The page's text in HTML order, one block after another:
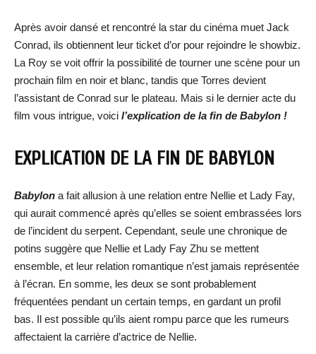
Après avoir dansé et rencontré la star du cinéma muet Jack
Conrad, ils obtiennent leur ticket d’or pour rejoindre le showbiz.
La Roy se voit offrir la possibilité de tourner une scène pour un
prochain film en noir et blanc, tandis que Torres devient
l’assistant de Conrad sur le plateau. Mais si le dernier acte du
film vous intrigue, voici l’explication de la fin de Babylon !
EXPLICATION DE LA FIN DE BABYLON
Babylon a fait allusion à une relation entre Nellie et Lady Fay,
qui aurait commencé après qu’elles se soient embrassées lors
de l’incident du serpent. Cependant, seule une chronique de
potins suggère que Nellie et Lady Fay Zhu se mettent
ensemble, et leur relation romantique n’est jamais représentée
à l’écran. En somme, les deux se sont probablement
fréquentées pendant un certain temps, en gardant un profil
bas. Il est possible qu’ils aient rompu parce que les rumeurs
affectaient la carrière d’actrice de Nellie.